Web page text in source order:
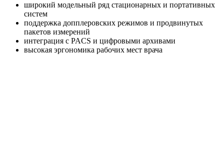
широкий модельный ряд стационарных и портативных
систем
поддержка допплеровских режимов и продвинутых
пакетов измерений
интеграция с PACS и цифровыми архивами
высокая эргономика рабочих мест врача